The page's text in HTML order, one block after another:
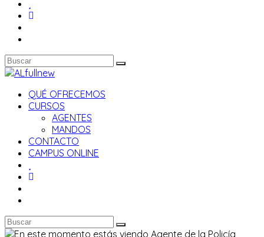
QUÉ OFRECEMOS
CURSOS
AGENTES
MANDOS
CONTACTO
CAMPUS ONLINE